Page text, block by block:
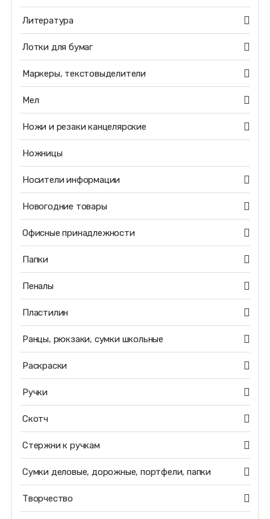
Литература
Лотки для бумаг
Маркеры, текстовыделители
Мел
Ножи и резаки канцелярские
Ножницы
Носители информации
Новогодние товары
Офисные принадлежности
Папки
Пеналы
Пластилин
Ранцы, рюкзаки, сумки школьные
Раскраски
Ручки
Скотч
Стержни к ручкам
Сумки деловые, дорожные, портфели, папки
Творчество